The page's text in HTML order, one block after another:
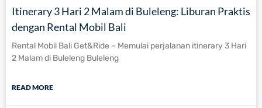
Itinerary 3 Hari 2 Malam di Buleleng: Liburan Praktis
dengan Rental Mobil Bali
Rental Mobil Bali Get&Ride – Memulai perjalanan itinerary 3 Hari
2 Malam di Buleleng Buleleng
READ MORE